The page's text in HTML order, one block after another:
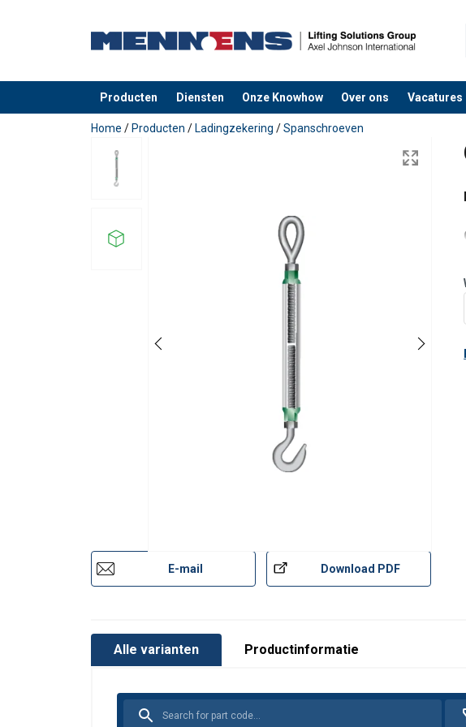
Producten Diensten Onze Knowhow Over ons Vacatures
toegevoegd aan uw offerte
Home / Producten / Ladingzekering /Spanschroeven
E-mail Download PDF
Alle varianten Productinformatie
Markering:
Afwerking: